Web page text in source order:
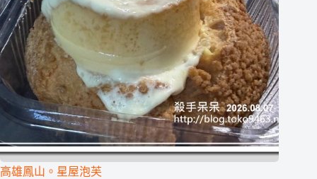
高雄鳳山。星屋泡芙